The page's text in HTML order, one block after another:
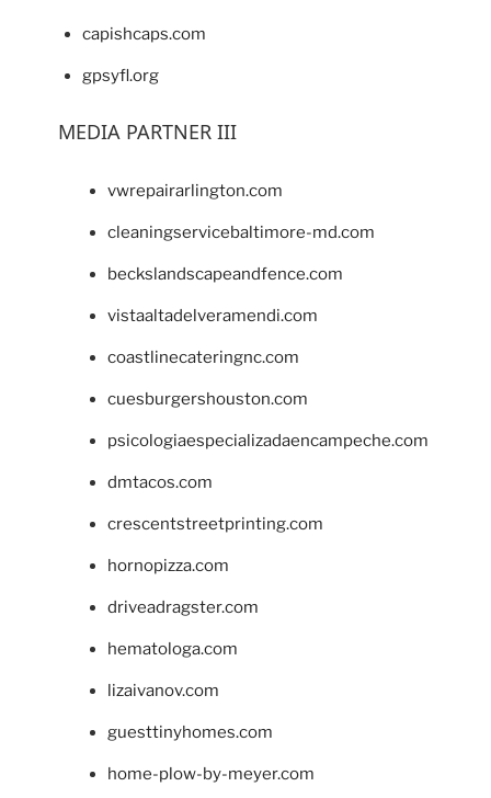
capishcaps.com
gpsyfl.org
MEDIA PARTNER III
vwrepairarlington.com
cleaningservicebaltimore-md.com
beckslandscapeandfence.com
vistaaltadelveramendi.com
coastlinecateringnc.com
cuesburgershouston.com
psicologiaespecializadaencampeche.com
dmtacos.com
crescentstreetprinting.com
hornopizza.com
driveadragster.com
hematologa.com
lizaivanov.com
guesttinyhomes.com
home-plow-by-meyer.com